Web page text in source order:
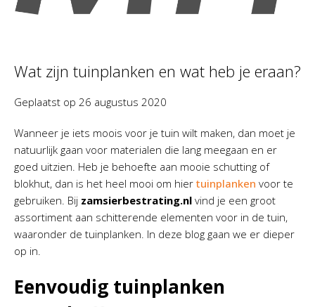
Wat zijn tuinplanken en wat heb je eraan?
Geplaatst op 26 augustus 2020
Wanneer je iets moois voor je tuin wilt maken, dan moet je
natuurlijk gaan voor materialen die lang meegaan en er
goed uitzien. Heb je behoefte aan mooie schutting of
blokhut, dan is het heel mooi om hier tuinplanken voor te
gebruiken. Bij zamsierbestrating.nl vind je een groot
assortiment aan schitterende elementen voor in de tuin,
waaronder de tuinplanken. In deze blog gaan we er dieper
op in.
Eenvoudig tuinplanken